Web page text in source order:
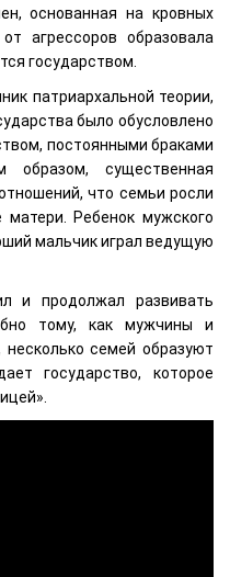
основанная на кровных
агрессоров образовала
государством.
патриархальной теории,
было обусловлено
постоянными браками
существенная
что семьи росли
Ребенок мужского
мальчик играл ведущую
и продолжал развивать
тому, как мужчины и
семей образуют
государство, которое